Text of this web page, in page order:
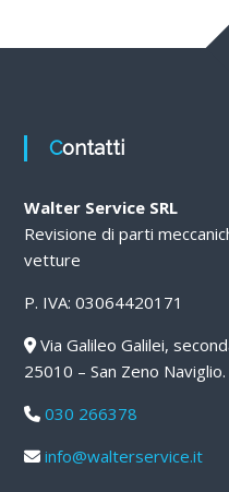
Contatti
Walter Service SRL
Revisione di parti
vetture
P. IVA: 03064420171
Via Galileo Galilei,
25010 – San Zeno Naviglio.
030 266378
info@walterservice.it